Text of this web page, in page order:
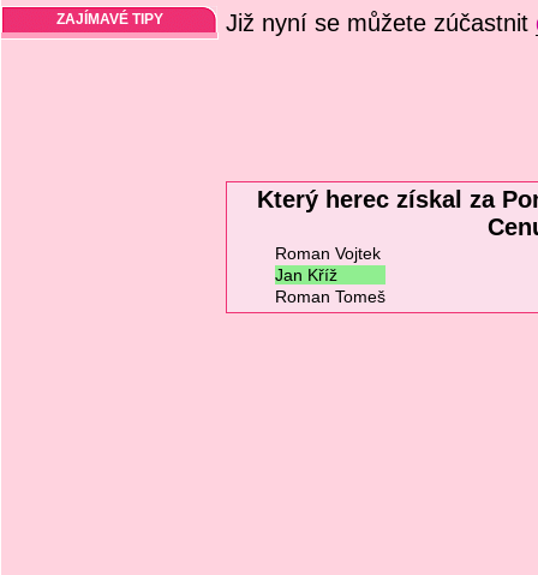
ZAJÍMAVÉ TIPY Již nyní se můžete zúčastnit
Který herec získal za
Roman Vojtek
Jan Kříž
Roman Tomeš